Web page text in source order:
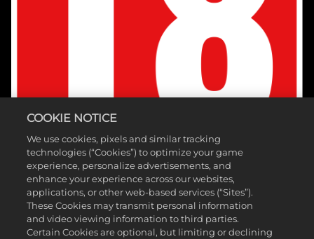
COOKIE NOTICE
We use cookies, pixels and similar tracking
technologies (“Cookies”) to optimize your game
experience, personalize advertisements, and
enhance your experience across our websites,
applications, or other web-based services (“Sites”).
These Cookies may transmit personal information
and video viewing information to third parties.
Certain Cookies are optional, but limiting or declining